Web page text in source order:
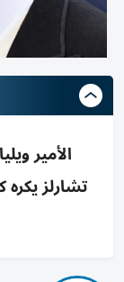
الأمير
تشارلز يكره